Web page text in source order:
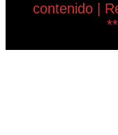
contenido |